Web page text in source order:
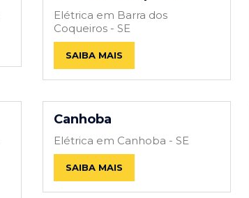
Elétrica em Barra dos
Coqueiros - SE
SAIBA MAIS
Canhoba
Elétrica em Canhoba - SE
SAIBA MAIS